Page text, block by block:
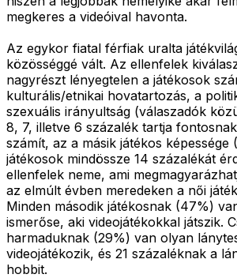
megkeres a videóival havonta.
Az egykor fiatal férfiak uralta
közösséggé vált. Az ellenfelek
nagyrészt lényegtelen a játékosok
kulturális/etnikai hovatartozás, a
szexuális irányultság (válaszadók
8, 7, illetve 6 százalék tartja
számít, az a másik játékos képessége
játékosok mindössze 14 százalékát
ellenfelek neme, ami
az elmúlt évben meredeken a női
Minden második játékosnak (47%)
ismerőse, aki videojátékokkal játszik.
harmaduknak (29%) van olyan
videojátékozik, és 21 százaléknak a
hobbit.